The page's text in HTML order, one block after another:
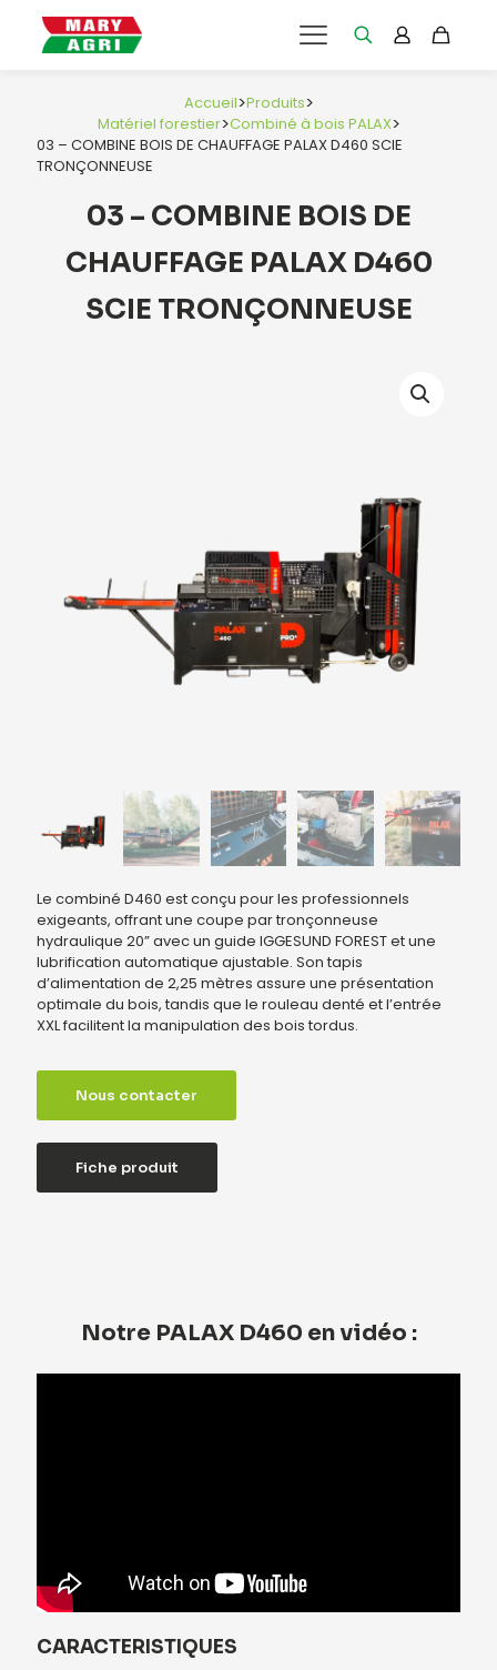
Accueil>Produits>
Matériel forestier>Combiné à bois PALAX>
03 – COMBINE BOIS DE CHAUFFAGE PALAX D460 SCIE
TRONÇONNEUSE
03 – COMBINE BOIS DE
CHAUFFAGE PALAX D460
SCIE TRONÇONNEUSE
Le combiné D460 est conçu pour les professionnels
exigeants, offrant une coupe par tronçonneuse
hydraulique 20” avec un guide IGGESUND FOREST et une
lubrification automatique ajustable. Son tapis
d’alimentation de 2,25 mètres assure une présentation
optimale du bois, tandis que le rouleau denté et l’entrée
XXL facilitent la manipulation des bois tordus.
Nous contacter
Fiche produit
Notre PALAX D460 en vidéo :
CARACTERISTIQUES